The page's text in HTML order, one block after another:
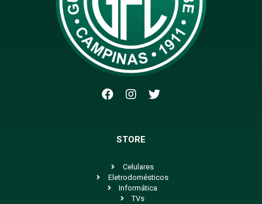
STORE
Celulares
Eletrodomésticos
Informática
TVs